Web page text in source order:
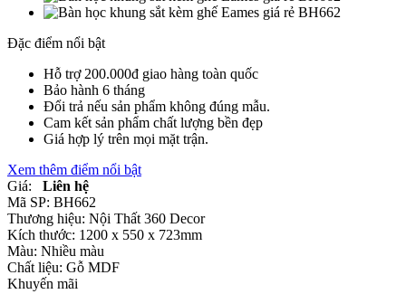
Đặc điểm nổi bật
Hỗ trợ 200.000đ giao hàng toàn quốc
Bảo hành 6 tháng
Đổi trả nếu sản phẩm không đúng mẫu.
Cam kết sản phẩm chất lượng bền đẹp
Giá hợp lý trên mọi mặt trận.
Xem thêm điểm nổi bật
Giá:
Liên hệ
Mã SP: BH662
Thương hiệu: Nội Thất 360 Decor
Kích thước: 1200 x 550 x 723mm
Màu: Nhiều màu
Chất liệu: Gỗ MDF
Khuyến mãi